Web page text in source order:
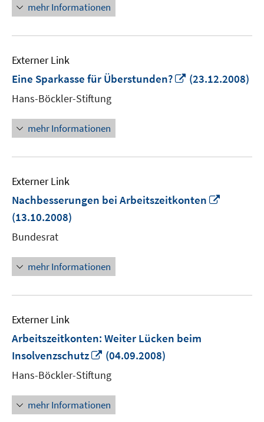
mehr Informationen
Externer Link
Eine Sparkasse für Überstunden?
In
(23.12.2008)
Hans-Böckler-Stiftung
mehr Informationen
Externer Link
Nachbesserungen bei Arbeitszeitkonten
(13.10.2008)
Bundesrat
mehr Informationen
Externer Link
Arbeitszeitkonten: Weiter Lücken beim
Insolvenzschutz
In
Fenster
öffnen
(04.09.2008)
Hans-Böckler-Stiftung
mehr Informationen